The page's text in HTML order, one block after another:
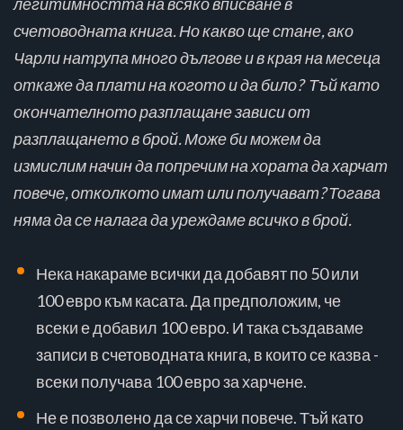
счетоводната книга. Но какво ще стане, ако
Чарли натрупа много дългове и в края на месеца
откаже да плати на когото и да било? Тъй като
окончателното разплащане зависи от
разплащането в брой. Може би можем да
измислим начин да попречим на хората да харчат
повече, отколкото имат или получават? Тогава
няма да се налага да уреждаме всичко в брой.
Нека накараме всички да добавят по 50 или
100 евро към касата. Да предположим, че
всеки е добавил 100 евро. И така създаваме
записи в счетоводната книга, в които се казва -
всеки получава 100 евро за харчене.
Не е позволено да се харчи повече. Тъй като